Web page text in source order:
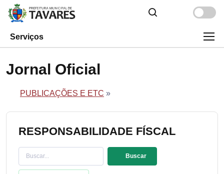
Serviços
Jornal Oficial
PUBLICAÇÕES E ETC »
RESPONSABILIDADE FÍSCAL
Buscar